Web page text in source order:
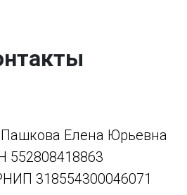
Елена Юрьевна
552808418863
318554300046071